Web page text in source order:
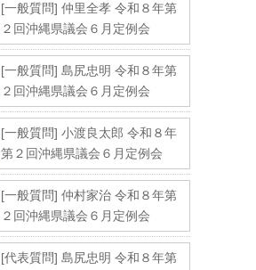
[一般質問] 仲里全孝 令和８年第
２回沖縄県議会６月定例会
[一般質問] 島尻忠明 令和８年第
２回沖縄県議会６月定例会
[一般質問] 小渡良太郎 令和８年
第２回沖縄県議会６月定例会
[一般質問] 仲村家治 令和８年第
２回沖縄県議会６月定例会
[代表質問] 島尻忠明 令和８年第